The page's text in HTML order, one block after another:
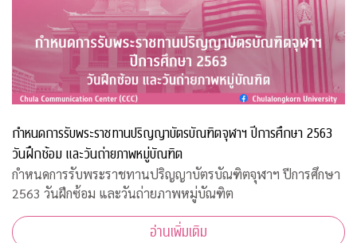
กำหนดการรับพระราชทานปริญญาบัตรบัณฑิตจุฬาฯ ปีการศึกษา 2563
วันฝึกซ้อม และวันถ่ายภาพหมู่บัณฑิต
กำหนดการรับพระราชทานปริญญาบัตรบัณฑิตจุฬาฯ ปีการศึกษา
2563 วันฝึกซ้อม และวันถ่ายภาพหมู่บัณฑิต
อ่านเพิ่มเติม